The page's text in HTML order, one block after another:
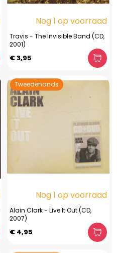
Nog 1 op voorraad
Travis - The Invisible Band (CD,
2001)
€ 3,95
Tweedehands
Nog 1 op voorraad
Alain Clark - Live It Out (CD,
2007)
€ 4,95